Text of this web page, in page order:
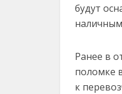
будут
Ранее в
поломке
к